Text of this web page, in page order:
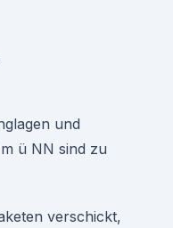
und
ü NN sind zu
verschickt,